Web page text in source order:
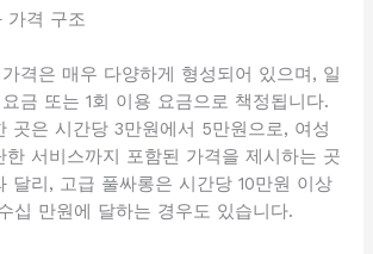
가격 구조
격은 매우 다양하게 형성되어 있으며, 일
금 또는 1회 이용 요금으로 책정됩니다.
곳은 시간당 3만원에서 5만원으로, 여성
한 서비스까지 포함된 가격을 제시하는 곳
달리, 고급 풀싸롱은 시간당 10만원 이상
십 만원에 달하는 경우도 있습니다.